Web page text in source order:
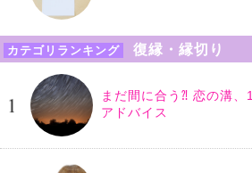
カテゴリランキング 復縁・縁切り
まだ間に合う⁈ 恋の溝、
アドバイス